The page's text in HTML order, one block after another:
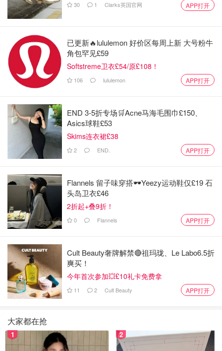
《神秘的公寓》讲的是一个失去父母的小女孩诺拉的故事。
她被亲戚收养，虽然在物质和生活上得到了照顾，但心里始
终有一种“寄人篱下”的孤独感。就在这样的境况里，一间神
秘的公寓、一系列无法解释的声音和暗示，把她一步步引向
了有关父母和自己身世的秘密。随着真相的揭开，故事走向
了一个既让人心酸，又让人深深感动的结尾。
30 1 Clarks英国官网 APP打开
已更新🔥lululemon 好价区每周上新 大号粉牛
角包罕见£59
Softstreme卫衣£54/原£108！
106 lululemon APP打开
END 3-5折专场🛒Acne马海毛围巾£150、
Asics球鞋£53
Skims连衣裙£38
2 END. APP打开
Flannels 留子味穿搭🕶️Yeezy运动鞋仅£19 石
头岛卫衣£46
2折起+叠9折！
0 Flannels APP打开
Cult Beauty奢牌解禁🔴祖玛珑、Le Labo6.5折
爽买！
今年首次参加💥£10礼卡免费拿
11 2 Cult Beauty APP打开
大家都在抢
1 2